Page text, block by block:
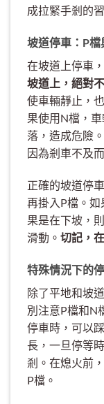
成拉緊手剎的
坡道停車：P
在坡道上停車
坡道上，絕對
使車輛靜止，
果使用N檔，
落，造成危險
因為剎車不及
正確的坡道停
再掛入P檔。
果是在下坡，
滑動。 切記，
特殊情況下的
除了平地和坡
別注意P檔和N
停車時，可以
長，一旦停等
剎。在熄火前
P檔。